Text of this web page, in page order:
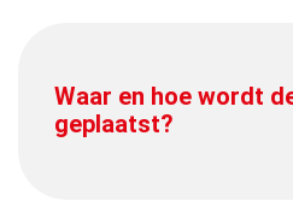
Waar en hoe wordt
geplaatst?